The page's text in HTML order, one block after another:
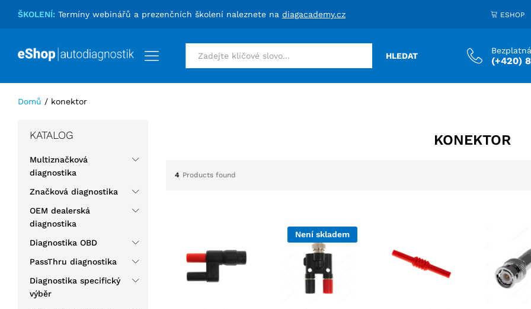
ŠKOLENÍ: Termíny webinářů a prezenčních školení naleznete na diagacademy.cz ESHOP
Vše HLEDAT (+420)
Domů / konektor
KONEKTOR
4 Products found
Není skladem
KATALOG
Multiznačková
diagnostika
Značková diagnostika
OEM dealerská
diagnostika
Diagnostika OBD
PassThru diagnostika
Diagnostika specifický
výběr